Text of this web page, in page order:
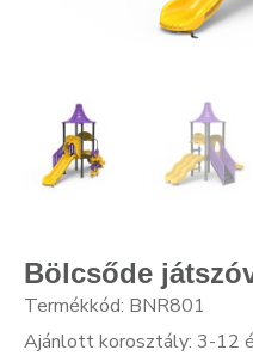
Bölcsőde
Termékkód: BNR801
Ajánlott korosztály: 3-12